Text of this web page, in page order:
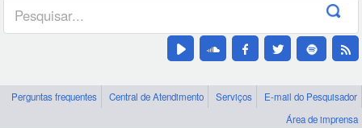
Perguntas frequentes Central de Atendimento Serviços
E-mail do Pesquisador
Área de imprensa